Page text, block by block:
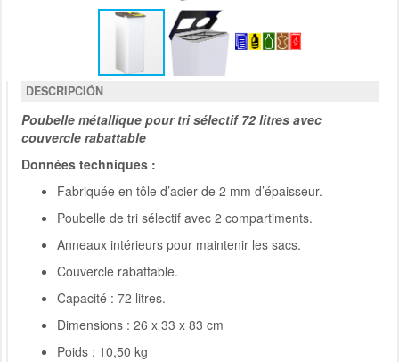
DESCRIPCIÓN
Poubelle métallique pour tri sélectif 72 litres avec
couvercle rabattable
Données techniques :
Fabriquée en tôle d’acier de 2 mm d’épaisseur.
Poubelle de tri sélectif avec 2 compartiments.
Anneaux intérieurs pour maintenir les sacs.
Couvercle rabattable.
Capacité : 72 litres.
Dimensions : 26 x 33 x 83 cm
Poids : 10,50 kg